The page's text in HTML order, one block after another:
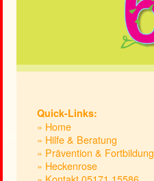
Quick-Links:
» Home
» Hilfe & Beratung
» Prävention & Fortbildung
» Heckenrose